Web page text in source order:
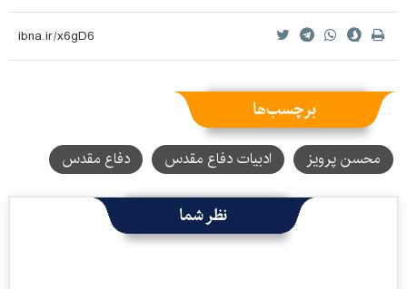
برچسب‌ها
محسن پرویز ادبیات دفاع مقدس دفاع مقدس
نظر شما